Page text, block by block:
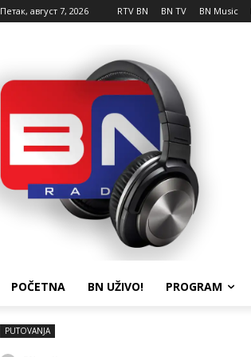
Петак, август 7, 2026 RTV BN BN TV BN Music
POČETNA BN UŽIVO! PROGRAM
PUTOVANJA